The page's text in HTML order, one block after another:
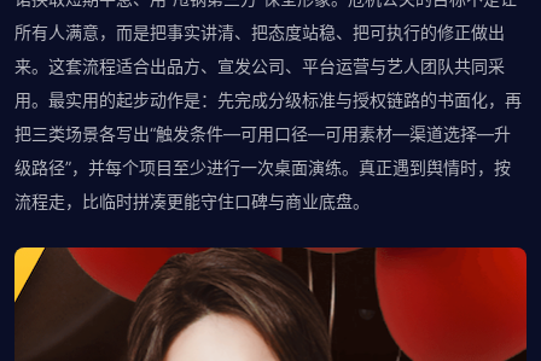
所有人满意，而是把事实讲清、把态度站稳、把可执行的修正做出
来。这套流程适合出品方、宣发公司、平台运营与艺人团队共同采
用。最实用的起步动作是：先完成分级标准与授权链路的书面化，再
把三类场景各写出“触发条件—可用口径—可用素材—渠道选择—升
级路径”，并每个项目至少进行一次桌面演练。真正遇到舆情时，按
流程走，比临时拼凑更能守住口碑与商业底盘。